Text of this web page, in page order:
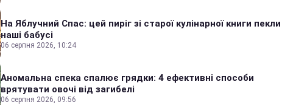
На Яблучний Спас: цей пиріг зі старої кулінарної книги пекли
наші бабусі
06 серпня 2026, 10:24
Аномальна спека спалює грядки: 4 ефективні способи
врятувати овочі від загибелі
06 серпня 2026, 09:56